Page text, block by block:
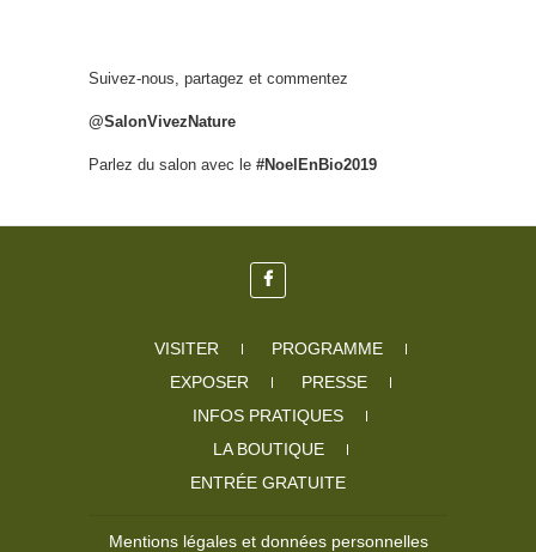
Suivez-nous, partagez et commentez
@SalonVivezNature
Parlez du salon avec le #NoelEnBio2019
VISITER
PROGRAMME
EXPOSER
PRESSE
INFOS PRATIQUES
LA BOUTIQUE
ENTRÉE GRATUITE
Mentions légales et données personnelles